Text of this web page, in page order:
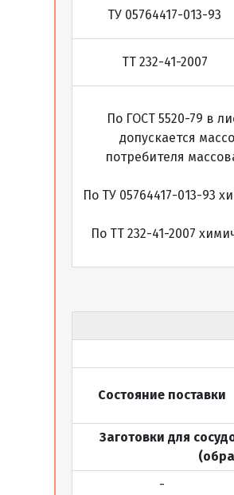
ТУ 05764417-013-93
ТТ 232-41-2007
По ГОСТ 5520-79 в
допускается
потребителя
По ТУ 05764417-013-93
По ТТ 232-41-2007
Состояние поставки
Заготовки для
-